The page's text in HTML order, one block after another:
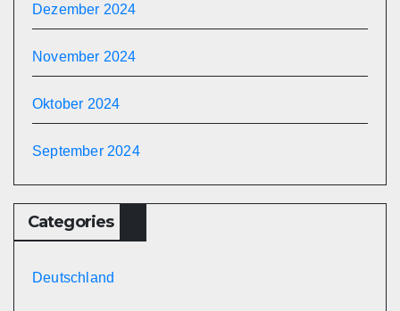
Dezember 2024
November 2024
Oktober 2024
September 2024
Categories
Deutschland